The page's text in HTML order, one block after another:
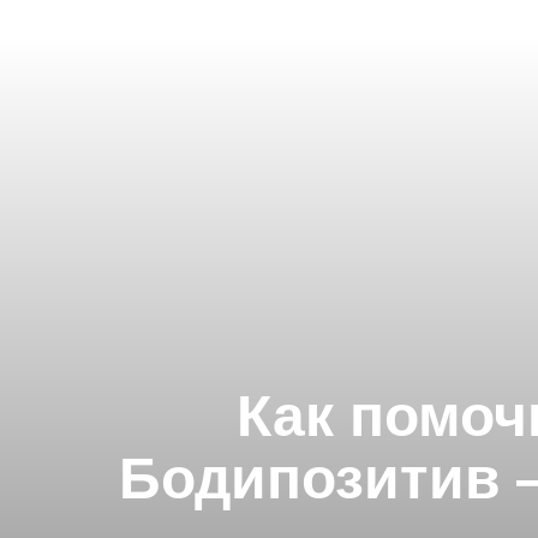
Как
Бодипозитив